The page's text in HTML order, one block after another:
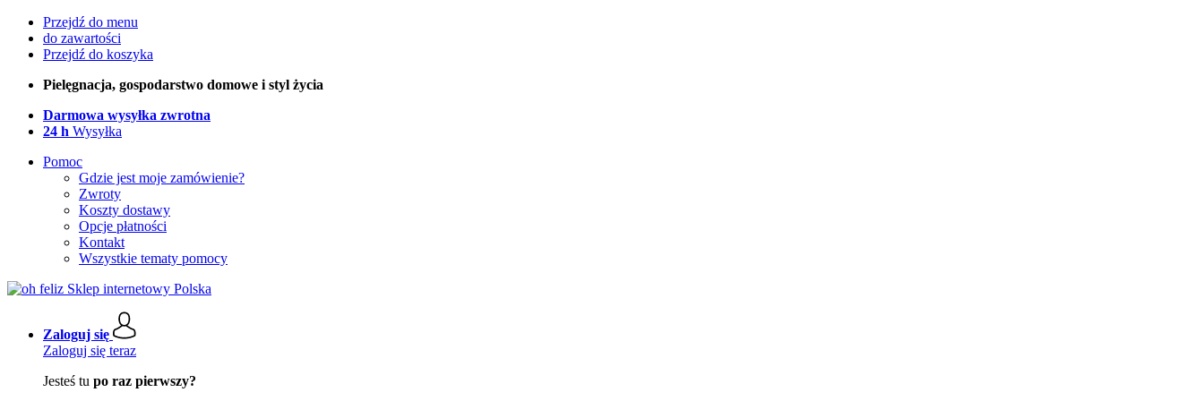
Przejdź do menu
do zawartości
Przejdź do koszyka
Pielęgnacja, gospodarstwo domowe i styl życia
Darmowa wysyłka zwrotna
24 h Wysyłka
Pomoc
Gdzie jest moje zamówienie?
Zwroty
Koszty dostawy
Opcje płatności
Kontakt
Wszystkie tematy pomocy
Zaloguj się
Zaloguj się teraz
Jesteś tu po raz pierwszy?